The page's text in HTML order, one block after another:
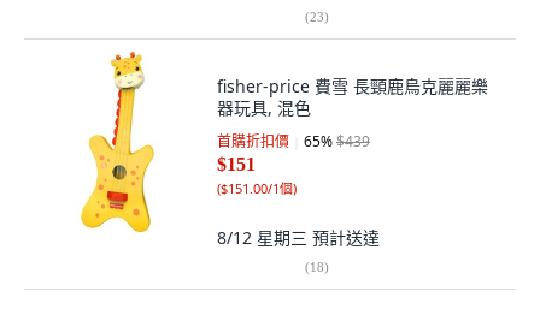
(23)
fisher-price 費雪 長頸鹿烏克麗麗樂
器玩具, 混色
首購折扣價 65%$439
$151
($151.00/1個)
8/12 星期三 預計送達
(18)